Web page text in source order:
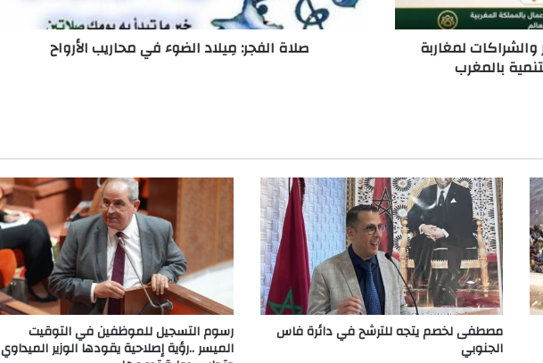
والشراكات لمغاربة
بالمغرب
صلاة الفجر: مِيلاد الضوء في محاريب الأرواح
مصطفى لخصم يتجه للترشح في دائرة فاس
الجنوبي
رسوم التسجيل للموظفين في التوقيت
الميسر ..رؤية إصلاحية يقودها الوزير الميداوي